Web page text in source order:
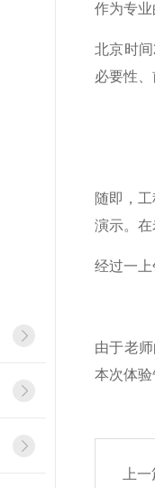
作为专
北京时
必要性
随即，
演示。
经过一
由于老
本次体
上